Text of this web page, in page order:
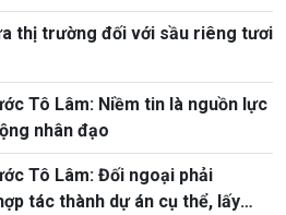
thị trường đối với sầu riêng tươi
Tô Lâm: Niềm tin là nguồn lực
nhân đạo
Tô Lâm: Đối ngoại phải
tác thành dự án cụ thể, lấy